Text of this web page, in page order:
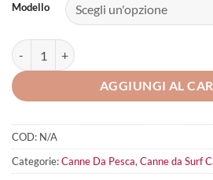
Modello
Artico Alchemy Surfcasting quantità
AGGIUNGI AL
COD: N/A
Categorie:Canne Da Pesca, Canne da Surf